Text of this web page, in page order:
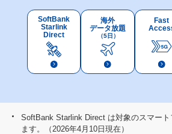
SoftBank
Starlink
Direct
海外
データ放題
（5日）
Fast
SoftBank Starlink Direct は対象のスマー
ます。（2026年4月10日現在）